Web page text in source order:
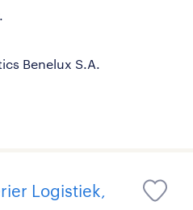
Benelux S.A.
Logistiek,